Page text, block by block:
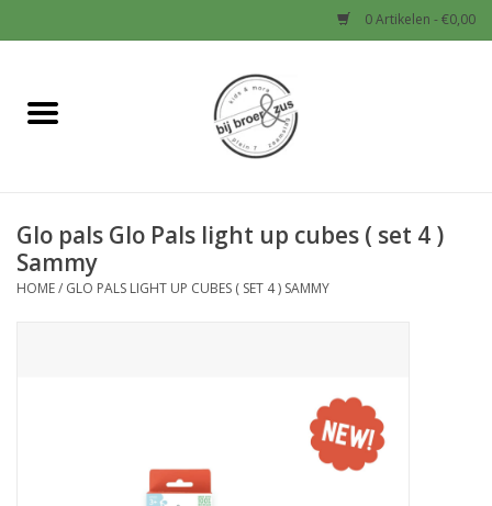
0 Artikelen - €0,00
Home
Baby
Jongens
Schoenen en Tassen
Glo pals Glo Pals light up cubes ( set 4 )
Sammy
HOME/ GLO PALS LIGHT UP CUBES ( SET 4 ) SAMMY